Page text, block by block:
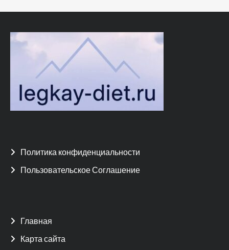
Политика конфиденциальности
Пользовательское Соглашение
Главная
Карта сайта